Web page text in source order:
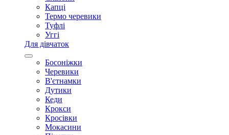
Капці
Термо черевики
Туфлі
Уггі
Для дівчаток
Босоніжки
Черевики
В'єтнамки
Дутики
Кеди
Крокси
Кросівки
Мокасини